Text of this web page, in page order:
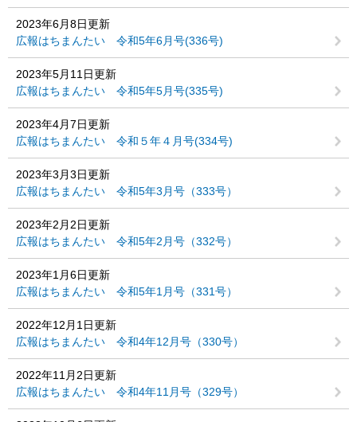
2023年6月8日更新
広報はちまんたい 令和5年6月号(336号)
2023年5月11日更新
広報はちまんたい 令和5年5月号(335号)
2023年4月7日更新
広報はちまんたい 令和５年４月号(334号)
2023年3月3日更新
広報はちまんたい 令和5年3月号（333号）
2023年2月2日更新
広報はちまんたい 令和5年2月号（332号）
2023年1月6日更新
広報はちまんたい 令和5年1月号（331号）
2022年12月1日更新
広報はちまんたい 令和4年12月号（330号）
2022年11月2日更新
広報はちまんたい 令和4年11月号（329号）